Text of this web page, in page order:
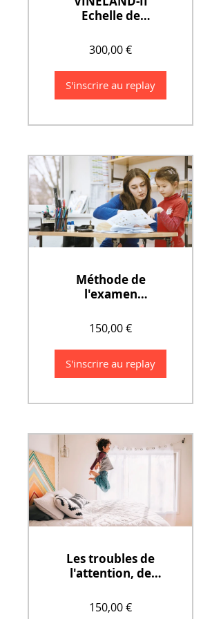
Echelle de
adaptatif (2 jours)
300,00 €
S'inscrire au replay
Méthode de
l'examen
e (1 jour)
150,00 €
S'inscrire au replay
Les troubles de
l'attention, de
diagnostic du TDAH
150,00 €